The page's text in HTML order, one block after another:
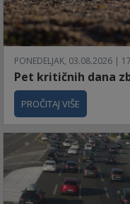
PONEDELJAK, 03.08.2026 |
Pet kritičnih dana
PROČITAJ VIŠE